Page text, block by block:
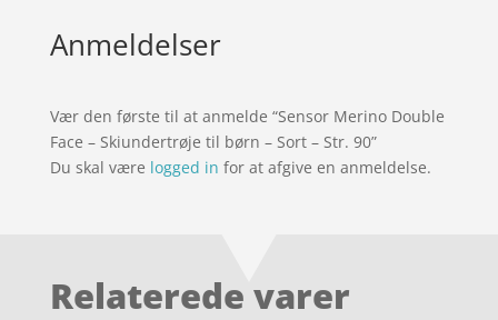
Anmeldelser
Vær den første til at anmelde “Sensor Merino Double
Face – Skiundertrøje til børn – Sort – Str. 90”
Du skal være logged in for at afgive en anmeldelse.
Relaterede varer